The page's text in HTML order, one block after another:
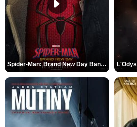
Spider-Man: Brand New Day Bande-annonce VO STFR